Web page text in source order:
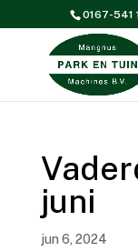
0167-541
juni
jun 6, 2024